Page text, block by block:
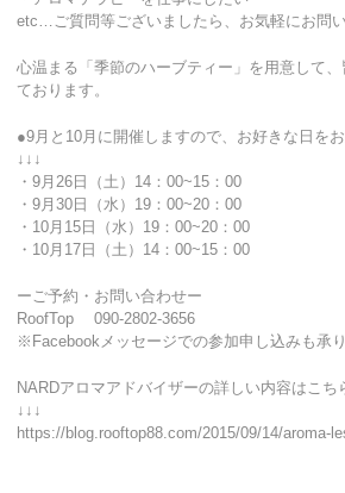
etc…ご質問等ございましたら、お気軽にお問い
心温まる「季節のハーブティー」を用意して
ております。
●9月と10月に開催しますので、お好きな日を
↓↓↓
・9月26日（土）14：00~15：00
・9月30日（水）19：00~20：00
・10月15日（水）19：00~20：00
・10月17日（土）14：00~15：00
ーご予約・お問い合わせー
RoofTop 090-2802-3656
※Facebookメッセージでの参加申し込みも承り
NARDアロマアドバイザーの詳しい内容はこち
↓↓↓
https://blog.rooftop88.com/2015/09/14/aroma-